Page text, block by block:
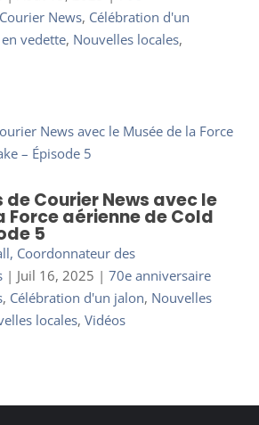
News, Célébration d'un
vedette, Nouvelles locales,
de Courier News avec le
Force aérienne de Cold
5
Coordonnateur des
| Juil 16, 2025 | 70e anniversaire
, Célébration d'un jalon, Nouvelles
locales, Vidéos